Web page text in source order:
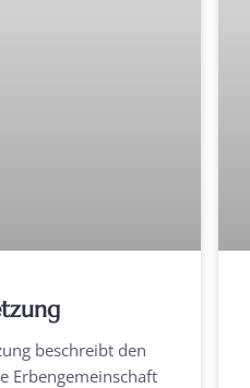
beschreibt den
Erbengemeinschaft